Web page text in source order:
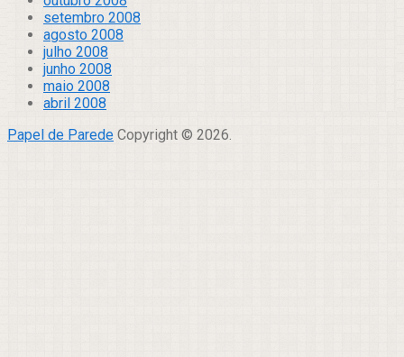
setembro 2008
agosto 2008
julho 2008
junho 2008
maio 2008
abril 2008
Papel de Parede Copyright © 2026.